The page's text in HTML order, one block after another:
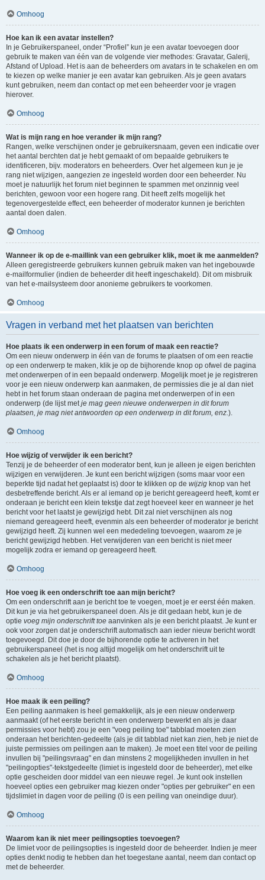
Omhoog
Hoe kan ik een avatar instellen?
In je Gebruikerspaneel, onder “Profiel” kun je een avatar toevoegen door
gebruik te maken van één van de volgende vier methodes: Gravatar, Galerij,
Afstand of Upload. Het is aan de beheerders om avatars in te schakelen en om
te kiezen op welke manier je een avatar kan gebruiken. Als je geen avatars
kunt gebruiken, neem dan contact op met een beheerder voor je vragen
hierover.
Omhoog
Wat is mijn rang en hoe verander ik mijn rang?
Rangen, welke verschijnen onder je gebruikersnaam, geven een indicatie over
het aantal berchten dat je hebt gemaakt of om bepaalde gebruikers te
identificeren, bijv. moderators en beheerders. Over het algemeen kun je je
rang niet wijzigen, aangezien ze ingesteld worden door een beheerder. Nu
moet je natuurlijk het forum niet beginnen te spammen met onzinnig veel
berichten, gewoon voor een hogere rang. Dit heeft zelfs mogelijk het
tegenovergestelde effect, een beheerder of moderator kunnen je berichten
aantal doen dalen.
Omhoog
Wanneer ik op de e-maillink van een gebruiker klik, moet ik me aanmelden?
Alleen geregistreerde gebruikers kunnen gebruik maken van het ingebouwde
e-mailformulier (indien de beheerder dit heeft ingeschakeld). Dit om misbruik
van het e-mailsysteem door anonieme gebruikers te voorkomen.
Omhoog
Vragen in verband met het plaatsen van berichten
Hoe plaats ik een onderwerp in een forum of maak een reactie?
Om een nieuw onderwerp in één van de forums te plaatsen of om een reactie
op een onderwerp te maken, klik je op de bijhorende knop op ofwel de pagina
met onderwerpen of in een bepaald onderwerp. Mogelijk moet je je registreren
voor je een nieuw onderwerp kan aanmaken, de permissies die je al dan niet
hebt in het forum staan onderaan de pagina met onderwerpen of in een
onderwerp (de lijst metje mag geen nieuwe onderwerpen in dit forum
plaatsen, je mag niet antwoorden op een onderwerp in dit forum, enz.).
Omhoog
Hoe wijzig of verwijder ik een bericht?
Tenzij je de beheerder of een moderator bent, kun je alleen je eigen berichten
wijzigen en verwijderen. Je kunt een bericht wijzigen (soms maar voor een
beperkte tijd nadat het geplaatst is) door te klikken op de wijzig knop van het
desbetreffende bericht. Als er al iemand op je bericht gereageerd heeft, komt er
onderaan je bericht een klein tekstje dat zegt hoeveel keer en wanneer je het
bericht voor het laatst je gewijzigd hebt. Dit zal niet verschijnen als nog
niemand gereageerd heeft, evenmin als een beheerder of moderator je bericht
gewijzigd heeft. Zij kunnen wel een mededeling toevoegen, waarom ze je
bericht gewijzigd hebben. Het verwijderen van een bericht is niet meer
mogelijk zodra er iemand op gereageerd heeft.
Omhoog
Hoe voeg ik een onderschrift toe aan mijn bericht?
Om een onderschrift aan je bericht toe te voegen, moet je er eerst één maken.
Dit kun je via het gebruikerspaneel doen. Als je dit gedaan hebt, kun je de
optie voeg mijn onderschrift toe aanvinken als je een bericht plaatst. Je kunt er
ook voor zorgen dat je onderschrift automatisch aan ieder nieuw bericht wordt
toegevoegd. Dit doe je door de bijhorende optie te activeren in het
gebruikerspaneel (het is nog altijd mogelijk om het onderschrift uit te
schakelen als je het bericht plaatst).
Omhoog
Hoe maak ik een peiling?
Een peiling aanmaken is heel gemakkelijk, als je een nieuw onderwerp
aanmaakt (of het eerste bericht in een onderwerp bewerkt en als je daar
permissies voor hebt) zou je een "voeg peiling toe" tabblad moeten zien
onderaan het berichten-gedeelte (als je dit tabblad niet kan zien, heb je niet de
juiste permissies om peilingen aan te maken). Je moet een titel voor de peiling
invullen bij "peilingsvraag" en dan minstens 2 mogelijkheden invullen in het
"peilingopties"-tekstgedeelte (limiet is ingesteld door de beheerder), met elke
optie gescheiden door middel van een nieuwe regel. Je kunt ook instellen
hoeveel opties een gebruiker mag kiezen onder "opties per gebruiker" en een
tijdslimiet in dagen voor de peiling (0 is een peiling van oneindige duur).
Omhoog
Waarom kan ik niet meer peilingsopties toevoegen?
De limiet voor de peilingsopties is ingesteld door de beheerder. Indien je meer
opties denkt nodig te hebben dan het toegestane aantal, neem dan contact op
met de beheerder.